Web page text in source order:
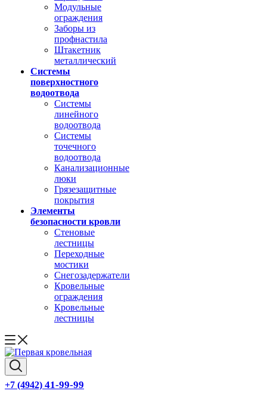
Модульные
ограждения
Заборы из
профнастила
Штакетник
металлический
Системы
поверхностного
водоотвода
Системы
линейного
водоотвода
Системы
точечного
водоотвода
Канализационные
люки
Грязезащитные
покрытия
Элементы
безопасности кровли
Стеновые
лестницы
Переходные
мостики
Снегозадержатели
Кровельные
ограждения
Кровельные
лестницы
+7 (4942) 41-99-99